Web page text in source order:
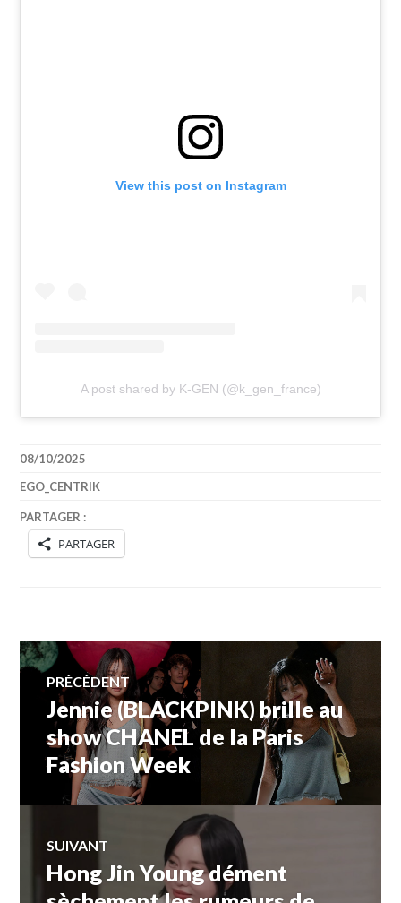
View this post on Instagram
A post shared by K-GEN (@k_gen_france)
08/10/2025
EGO_CENTRIK
PARTAGER :
PARTAGER
Navigation
de
l’article
PRÉCÉDENT
Article
précédent :
Jennie (BLACKPINK) brille au
show CHANEL de la Paris
Fashion Week
SUIVANT
Article
Suivant:
Hong Jin Young dément